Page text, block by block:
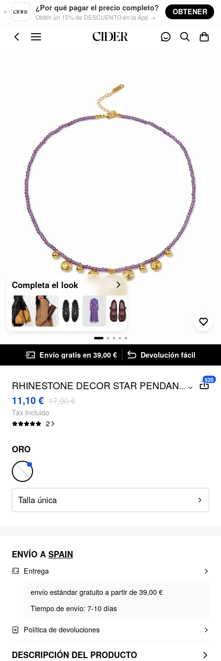
Skip to main content
¿Por qué pagar el precio completo?
Obtén un 15% de DESCUENTO en la App →
OBTENER
Completa el look
Envío gratis en 39,00 € Devolución fácil
RHINESTONE DECOR STAR PENDANT
BEADED NECKLACE
...
11,10 € 17,90 €
Tax Incluido
2
$20
ORO
Talla única
ENVÍO A SPAIN
Entrega
envío estándar gratuito a partir de 39,00 €
Tiempo de envío: 7-10 días
Política de devoluciones
DESCRIPCIÓN DEL PRODUCTO